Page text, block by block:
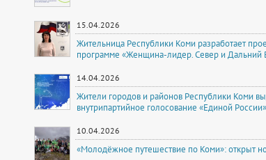
15.04.2026
Жительница Республики Коми разработает
программе «Женщина-лидер. Север и Дальний
14.04.2026
Жители городов и районов Республики Коми
внутрипартийное голосование «Единой России»
10.04.2026
«Молодёжное путешествие по Коми»: открыт